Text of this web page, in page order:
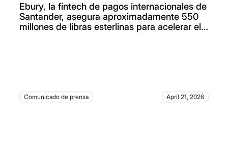
Ebury, la fintech de pagos internacionales de
Santander, asegura aproximadamente 550
millones de libras esterlinas para acelerar el
Comunicado de prensa April 21, 2026